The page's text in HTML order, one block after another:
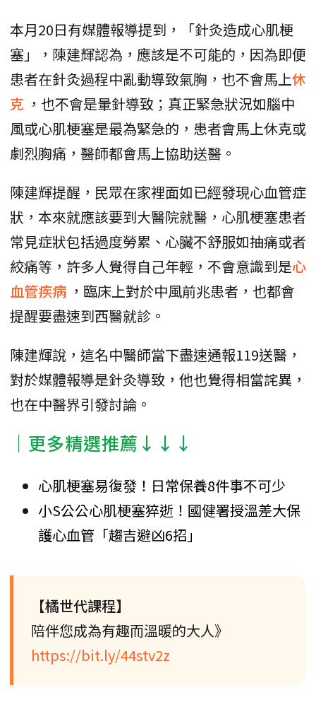
本月20日有媒體報導提到，「針灸造成心肌梗
塞」，陳建輝認為，應該是不可能的，因為即便
患者在針灸過程中亂動導致氣胸，也不會馬上休
克 ，也不會是暈針導致；真正緊急狀況如腦中
風或心肌梗塞是最為緊急的，患者會馬上休克或
劇烈胸痛，醫師都會馬上協助送醫。
陳建輝提醒，民眾在家裡面如已經發現心血管症
狀，本來就應該要到大醫院就醫，心肌梗塞患者
常見症狀包括過度勞累、心臟不舒服如抽痛或者
絞痛等，許多人覺得自己年輕，不會意識到是心
血管疾病 ，臨床上對於中風前兆患者，也都會
提醒要盡速到西醫就診。
陳建輝說，這名中醫師當下盡速通報119送醫，
對於媒體報導是針灸導致，他也覺得相當詫異，
也在中醫界引發討論。
│更多精選推薦↓↓↓
心肌梗塞易復發！日常保養8件事不可少
小S公公心肌梗塞猝逝！國健署授溫差大保
護心血管「趨吉避凶6招」
【橘世代課程】
陪伴您成為有趣而溫暖的大人》
https://bit.ly/44stv2z